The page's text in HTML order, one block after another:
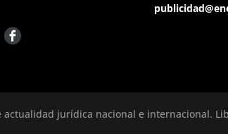
jurídica nacional e internacional.